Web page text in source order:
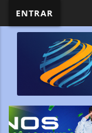
ENTRAR